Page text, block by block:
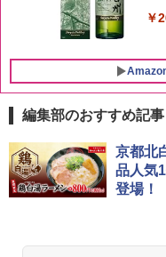
￥
1
チ
食
￥
1
シ
L 1
プ
ら
編集部のおすすめ記事
京都北
品人気
登場！